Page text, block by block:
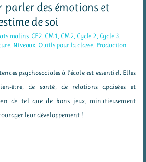
parler des émotions et
de soi
malins CE2 CM1 CM2 Cycle 2 Cycle 3
Niveaux Outils pour la classe Production
psychosociales à l’école est essentiel. Elles
être, de santé, de relations apaisées et
de tel que de bons jeux, minutieusement
leur développement !